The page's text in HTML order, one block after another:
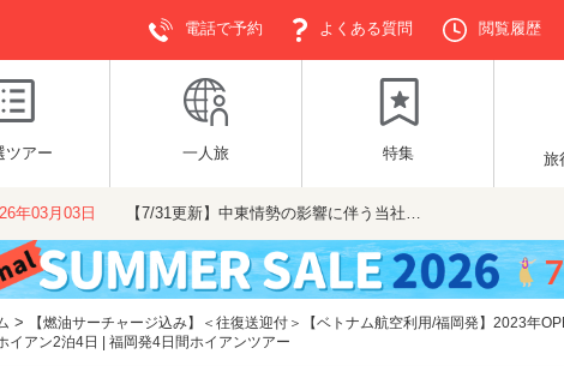
電話で予約 よくある質問 閲覧履歴
ツアー 一人旅 特集 旅
年03月03日 【7/31更新】中東情勢の影響に伴う当社…
>
【燃油サーチャージ込み】＜往復送迎付＞【ベトナム航空利用/福岡発】2023年
イアン2泊4日 | 福岡発4日間ホイアンツアー